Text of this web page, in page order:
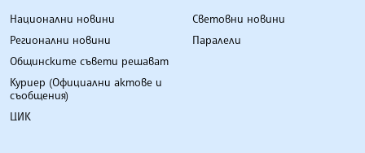
Национални новини
Регионални новини
Общинските съвети решават
Куриер (Официални актове и
съобщения)
ЦИК
Световни новини
Паралели